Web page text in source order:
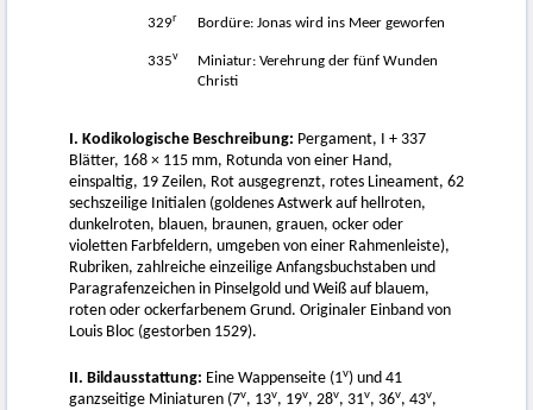
329r Bordüre: Jonas wird ins Meer geworfen
335v
Miniatur: Verehrung der fünf Wunden
Christi
I. Kodikologische Beschreibung: Pergament, I + 337
Blätter, 168 × 115 mm, Rotunda von einer Hand,
einspaltig, 19 Zeilen, Rot ausgegrenzt, rotes Lineament, 62
sechszeilige Initialen (goldenes Astwerk auf hellroten,
dunkelroten, blauen, braunen, grauen, ocker oder
violetten Farbfeldern, umgeben von einer Rahmenleiste),
Rubriken, zahlreiche einzeilige Anfangsbuchstaben und
Paragrafenzeichen in Pinselgold und Weiß auf blauem,
roten oder ockerfarbenem Grund. Originaler Einband von
Louis Bloc (gestorben 1529).
II. Bildausstattung: Eine Wappenseite (1v) und 41
ganzseitige Miniaturen (7v, 13v, 19v, 28v, 31v, 36v, 43v,